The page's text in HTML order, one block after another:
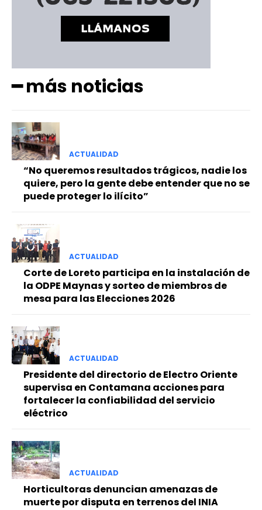
━ más noticias
ACTUALIDAD
“No queremos resultados trágicos, nadie los
quiere, pero la gente debe entender que no se
puede proteger lo ilícito”
ACTUALIDAD
Corte de Loreto participa en la instalación de
la ODPE Maynas y sorteo de miembros de
mesa para las Elecciones 2026
ACTUALIDAD
Presidente del directorio de Electro Oriente
supervisa en Contamana acciones para
fortalecer la confiabilidad del servicio
eléctrico
ACTUALIDAD
Horticultoras denuncian amenazas de
muerte por disputa en terrenos del INIA